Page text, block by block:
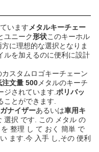
います メタルキーチェー
ユニーク形状このキーホル
に理想的な選択となりま
ルを加えるのに便利に設計
スタムロゴキーチェーン
注文量 500 メタルのキーチ
ジされています. ポリバッ
とができます.
ナイザーあるいは車用キ
選択 です. この メタル の
整理 し て おく 簡単 で
ます.今 入手 し,その 便利